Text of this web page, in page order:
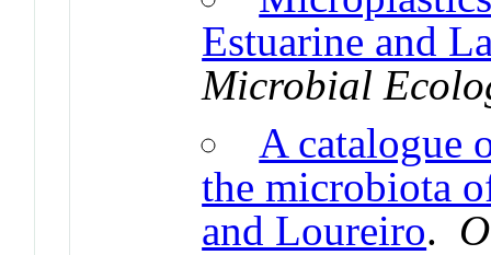
Estuarine and
Microbial
A catalogue
the microbiota
and Loureiro.